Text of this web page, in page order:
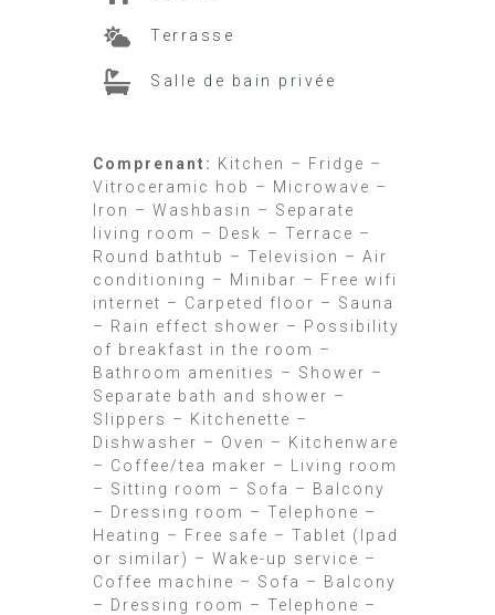
Terrasse
Salle de bain privée
Comprenant: Kitchen – Fridge –
Vitroceramic hob – Microwave –
Iron – Washbasin – Separate
living room – Desk – Terrace –
Round bathtub – Television – Air
conditioning – Minibar – Free wifi
internet – Carpeted floor – Sauna
– Rain effect shower – Possibility
of breakfast in the room –
Bathroom amenities – Shower –
Separate bath and shower –
Slippers – Kitchenette –
Dishwasher – Oven – Kitchenware
– Coffee/tea maker – Living room
– Sitting room – Sofa – Balcony
– Dressing room – Telephone –
Heating – Free safe – Tablet (lpad
or similar) – Wake-up service –
Coffee machine – Sofa – Balcony
– Dressing room – Telephone –